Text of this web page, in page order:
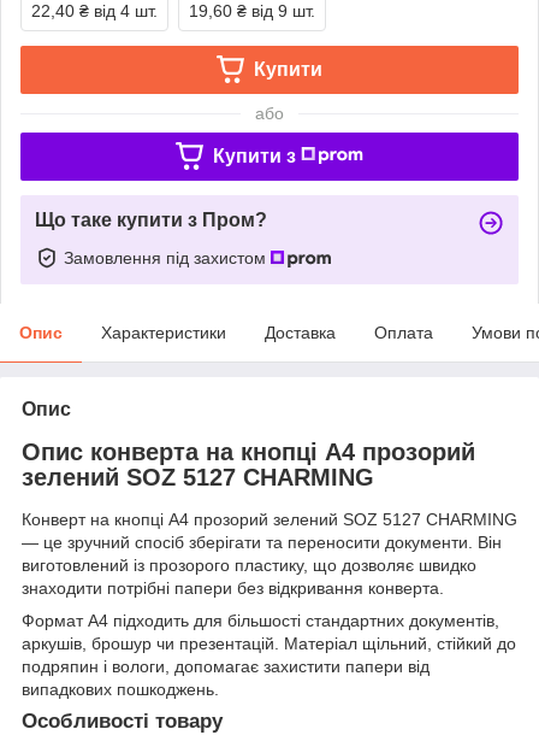
22,40 ₴ від 4 шт. 19,60 ₴ від 9 шт.
Купити
або
Купити з
Що таке купити з Пром?
Замовлення під захистом
Опис Характеристики Доставка Оплата Умови
Опис
Опис конверта на кнопці А4 прозорий
зелений SOZ 5127 CHARMING
Конверт на кнопці А4 прозорий зелений SOZ 5127 CHARMING
— це зручний спосіб зберігати та переносити документи. Він
виготовлений із прозорого пластику, що дозволяє швидко
знаходити потрібні папери без відкривання конверта.
Формат A4 підходить для більшості стандартних документів,
аркушів, брошур чи презентацій. Матеріал щільний, стійкий до
подряпин і вологи, допомагає захистити папери від
випадкових пошкоджень.
Особливості товару